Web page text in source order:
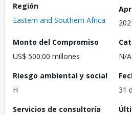
Región
Eastern and Southern Africa
Monto del Compromiso
US$ 500.00 millones
N/A
Riesgo ambiental y social
H
31
Servicios de consultoría